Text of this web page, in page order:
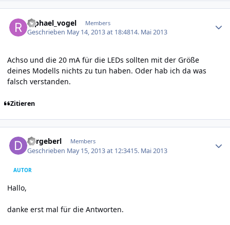
raphael_vogel Members
Geschrieben May 14, 2013 at 18:4814. Mai 2013
Achso und die 20 mA für die LEDs sollten mit der Größe
deines Modells nichts zu tun haben. Oder hab ich da was
falsch verstanden.
Zitieren
dergeberl Members
Geschrieben May 15, 2013 at 12:3415. Mai 2013
AUTOR
Hallo,
danke erst mal für die Antworten.